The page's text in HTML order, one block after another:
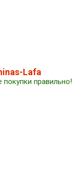
Lafa
покупки правильно!